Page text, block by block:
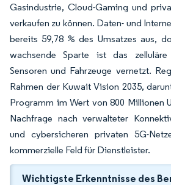
Gasindustrie, Cloud-Gaming und
verkaufen zu können. Daten- und
bereits 59,78 % des Umsatzes aus,
wachsende Sparte ist das
Sensoren und Fahrzeuge vernetzt.
Rahmen der Kuwait Vision 2035,
Programm im Wert von 800 Millionen
Nachfrage nach verwalteter
und cybersicheren privaten 5G-
kommerzielle Feld für Dienstleister.
Wichtigste Erkenntnisse des